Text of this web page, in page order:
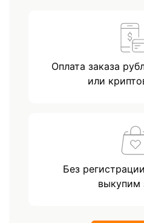
Оплата заказа
или
Без
выкупим